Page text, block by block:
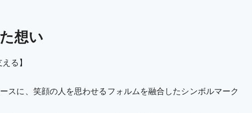
想い
る】
スに、笑顔の人を思わせるフォルムを融合したシンボルマーク